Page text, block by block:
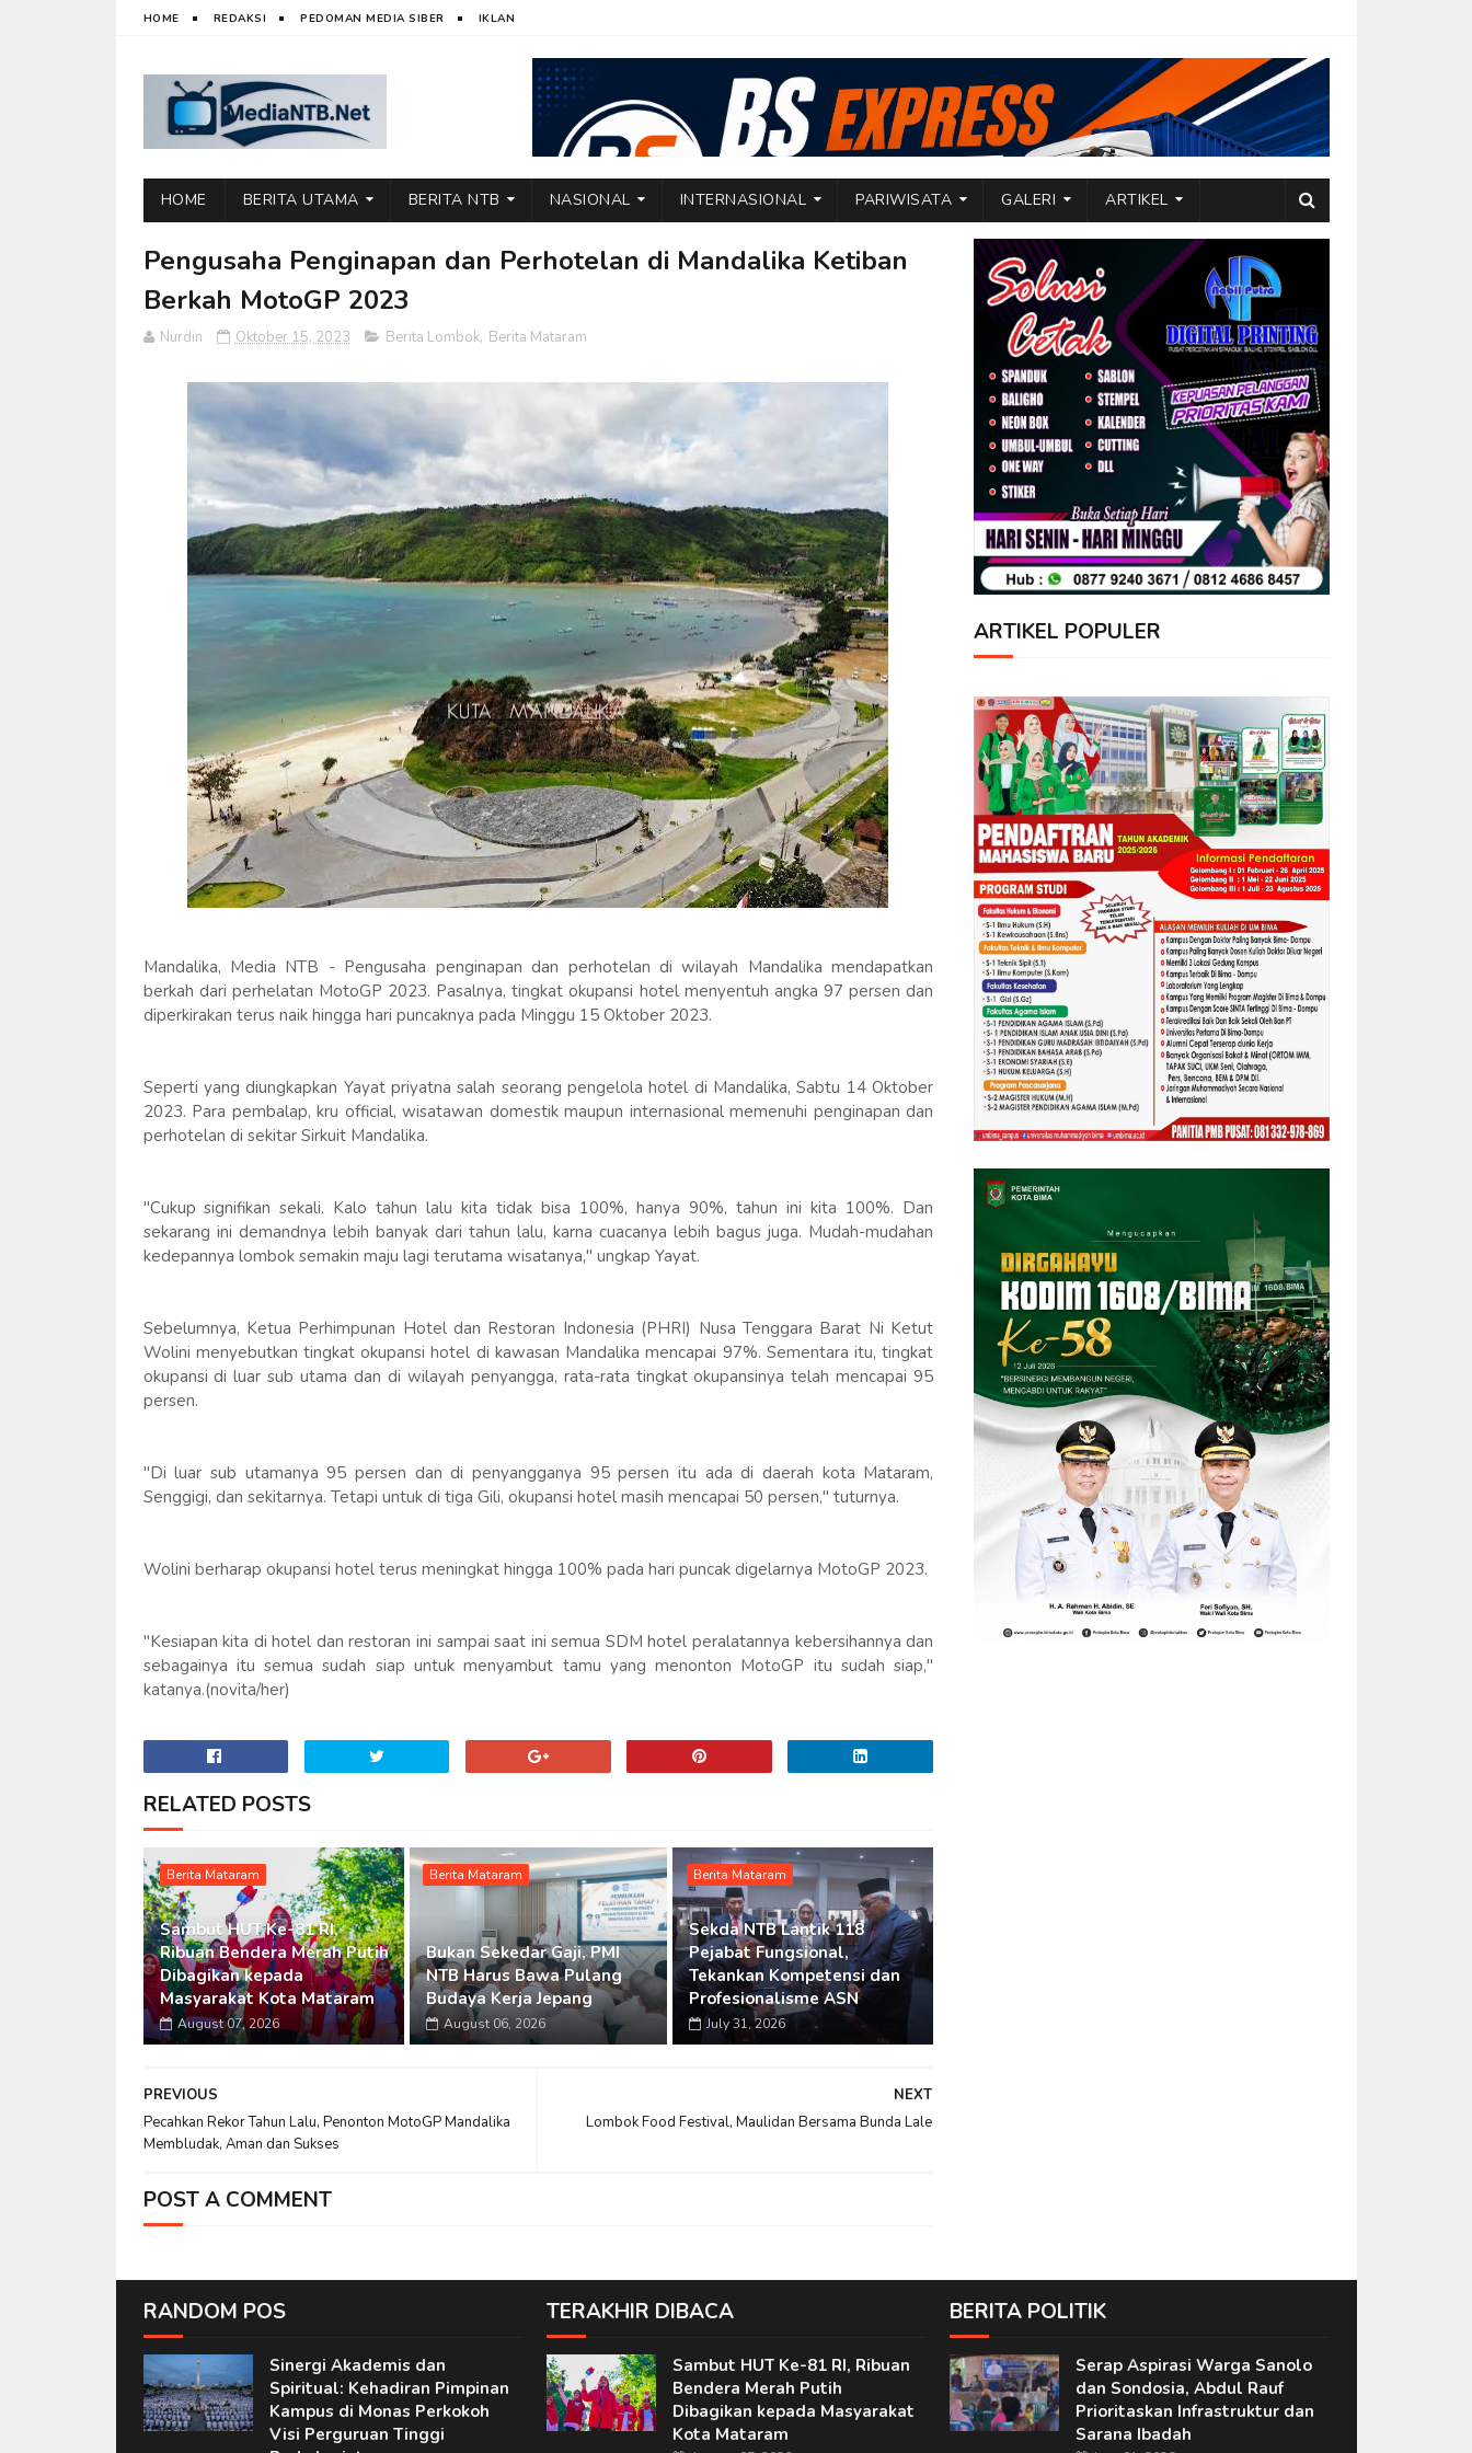
HOME REDAKSI PEDOMAN MEDIA SIBER IKLAN
HOME BERITA UTAMA BERITA NTB NASIONAL INTERNASIONAL PARIWISATA GALERI ARTIKEL
Pengusaha Penginapan dan Perhotelan di Mandalika Ketiban
Berkah MotoGP 2023
Nurdin Oktober 15, 2023 Berita Lombok, Berita Mataram
Mandalika, Media NTB - Pengusaha penginapan dan perhotelan di wilayah Mandalika mendapatkan
berkah dari perhelatan MotoGP 2023. Pasalnya, tingkat okupansi hotel menyentuh angka 97 persen dan
diperkirakan terus naik hingga hari puncaknya pada Minggu 15 Oktober 2023.
Seperti yang diungkapkan Yayat priyatna salah seorang pengelola hotel di Mandalika, Sabtu 14 Oktober
2023. Para pembalap, kru official, wisatawan domestik maupun internasional memenuhi penginapan dan
perhotelan di sekitar Sirkuit Mandalika.
"Cukup signifikan sekali. Kalo tahun lalu kita tidak bisa 100%, hanya 90%, tahun ini kita 100%. Dan
sekarang ini demandnya lebih banyak dari tahun lalu, karna cuacanya lebih bagus juga. Mudah-mudahan
kedepannya lombok semakin maju lagi terutama wisatanya," ungkap Yayat.
Sebelumnya, Ketua Perhimpunan Hotel dan Restoran Indonesia (PHRI) Nusa Tenggara Barat Ni Ketut
Wolini menyebutkan tingkat okupansi hotel di kawasan Mandalika mencapai 97%. Sementara itu, tingkat
okupansi di luar sub utama dan di wilayah penyangga, rata-rata tingkat okupansinya telah mencapai 95
persen.
"Di luar sub utamanya 95 persen dan di penyangganya 95 persen itu ada di daerah kota Mataram,
Senggigi, dan sekitarnya. Tetapi untuk di tiga Gili, okupansi hotel masih mencapai 50 persen," tuturnya.
Wolini berharap okupansi hotel terus meningkat hingga 100% pada hari puncak digelarnya MotoGP 2023.
"Kesiapan kita di hotel dan restoran ini sampai saat ini semua SDM hotel peralatannya kebersihannya dan
sebagainya itu semua sudah siap untuk menyambut tamu yang menonton MotoGP itu sudah siap,"
katanya.(novita/her)
RELATED POSTS
Berita Mataram
Sambut HUT Ke-81 RI,
Ribuan Bendera Merah Putih
Dibagikan kepada
Masyarakat Kota Mataram
August 07, 2026
Berita Mataram
Bukan Sekedar Gaji, PMI
NTB Harus Bawa Pulang
Budaya Kerja Jepang
August 06, 2026
Berita Mataram
Sekda NTB Lantik 118
Pejabat Fungsional,
Tekankan Kompetensi dan
Profesionalisme ASN
July 31, 2026
NEXT
Lombok Food Festival, Maulidan Bersama Bunda Lale
PREVIOUS
Pecahkan Rekor Tahun Lalu, Penonton MotoGP Mandalika
Membludak, Aman dan Sukses
POST A COMMENT
ARTIKEL POPULER
RANDOM POS
Sinergi Akademis dan
Spiritual: Kehadiran Pimpinan
Kampus di Monas Perkokoh
Visi Perguruan Tinggi
TERAKHIR DIBACA
Sambut HUT Ke-81 RI, Ribuan
Bendera Merah Putih
Dibagikan kepada Masyarakat
Kota Mataram
BERITA POLITIK
Serap Aspirasi Warga Sanolo
dan Sondosia, Abdul Rauf
Prioritaskan Infrastruktur dan
Sarana Ibadah